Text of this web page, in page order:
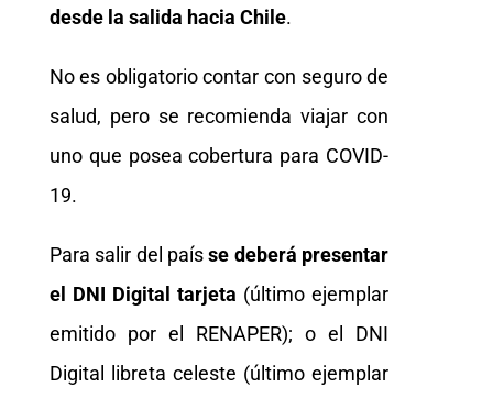
desde la salida hacia Chile.
No es obligatorio contar con seguro de
salud, pero se recomienda viajar con
uno que posea cobertura para COVID-
19.
Para salir del paísse deberá presentar
el DNI Digital tarjeta (último ejemplar
emitido por el RENAPER); o el DNI
Digital libreta celeste (último ejemplar